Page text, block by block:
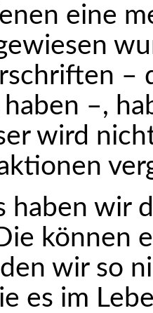
eine
–
–,
wird
haben
kön­nen
wir so
es im